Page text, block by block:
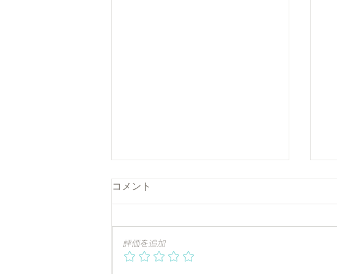
コメント
評価を追加